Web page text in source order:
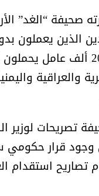
صحيفة “الغد”
الذين يعملون
500 ألف عامل، منهم نحو 200
والعراقية
لوزير
وجود قرار حكومي
استقدام